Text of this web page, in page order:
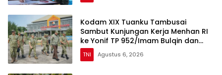
Kodam XIX Tuanku Tambusai
Sambut Kunjungan Kerja Menhan RI
ke Yonif TP 952/Imam Bulqin dan
Yonif TP 898/Pancalang Cakti
TNI Agustus 6, 2026